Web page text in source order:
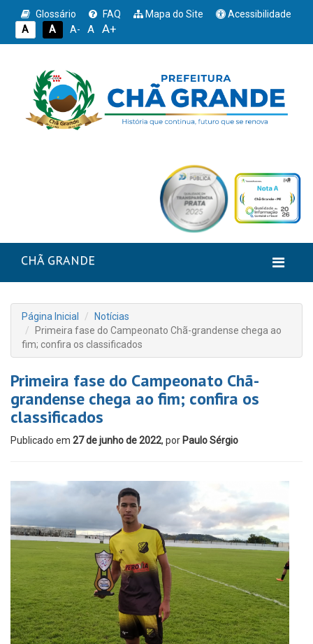
Glossário FAQ Mapa do Site
Acessibilidade
A
A A- A A+
CHÃ GRANDE
Página Inicial
Notícias
Primeira fase do Campeonato Chã-grandense chega ao
fim; confira os classificados
Primeira fase do Campeonato Chã-
grandense chega ao fim; confira os
classificados
Publicado em 27 de junho de 2022, por Paulo Sérgio